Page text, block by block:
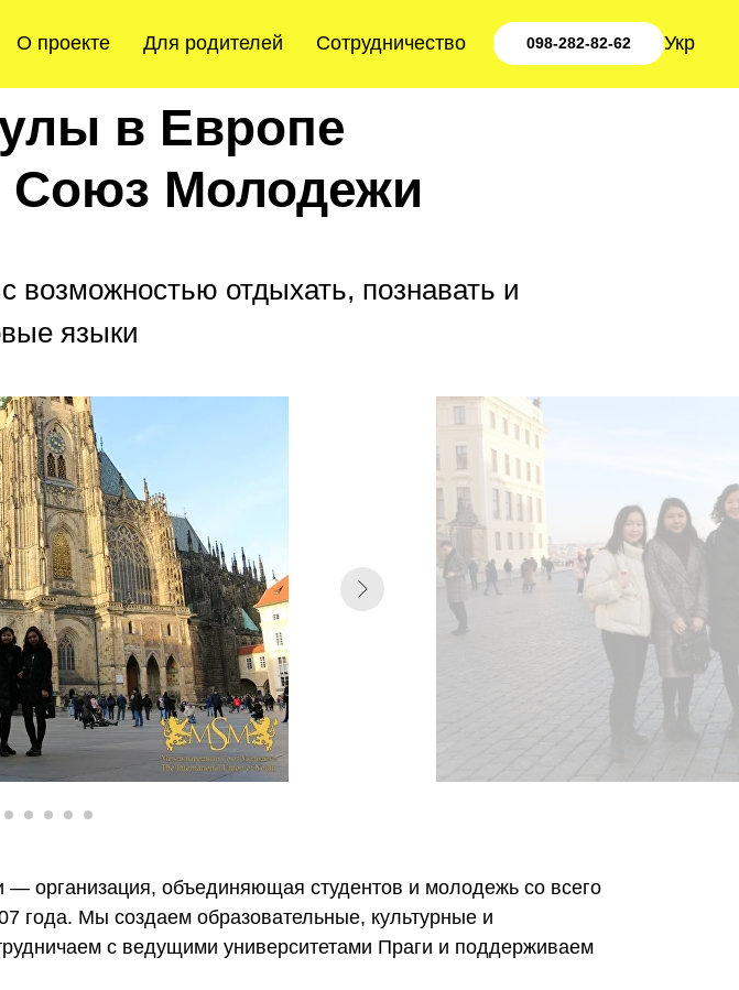
О проекте Для родителей Сотрудничество 098-282-82-62 Укр
в Европе
Молодежи
возможностью отдыхать, познавать и
языки
организация, объединяющая студентов и молодежь со всего
года. Мы создаем образовательные, культурные и
с ведущими университетами Праги и поддерживаем